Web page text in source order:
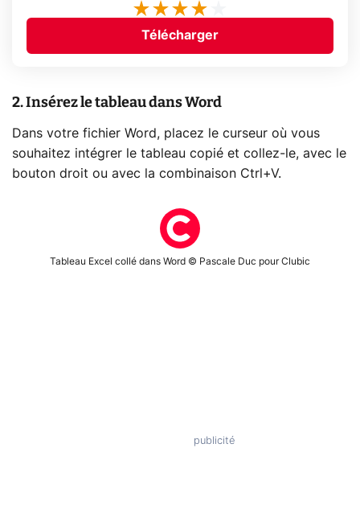
Télécharger
2. Insérez le tableau dans Word
Dans votre fichier Word, placez le curseur où vous
souhaitez intégrer le tableau copié et collez-le, avec le
bouton droit ou avec la combinaison Ctrl+V.
Tableau Excel collé dans Word © Pascale Duc pour Clubic